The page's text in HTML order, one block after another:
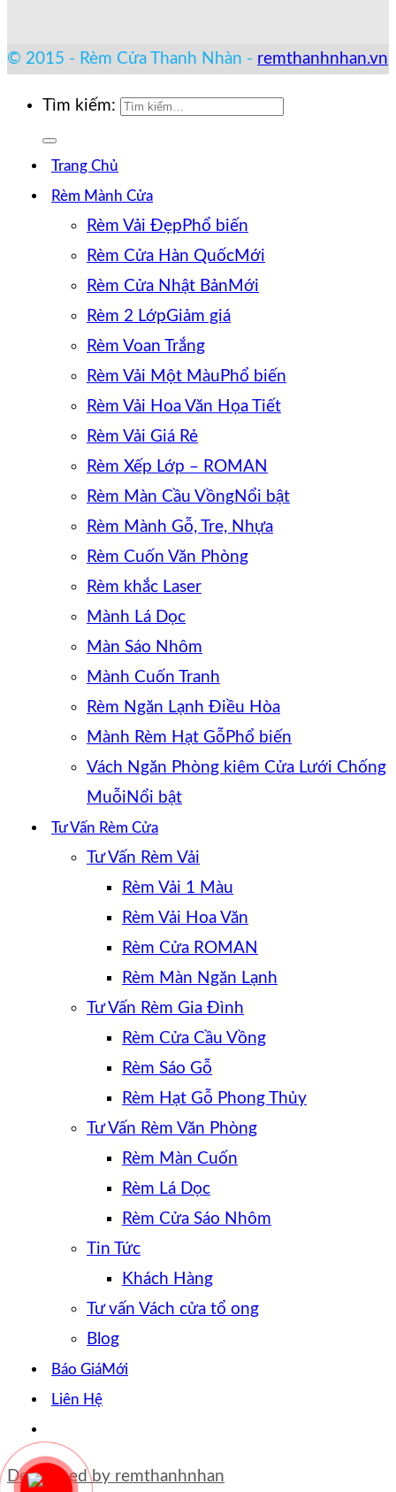
© 2015 - Rèm Cửa Thanh Nhàn - remthanhnhan.vn
Tìm kiếm:
Trang Chủ
Rèm Mành Cửa
Rèm Vải Đẹp
Rèm Cửa Hàn Quốc
Rèm Cửa Nhật Bản
Rèm 2 Lớp
Rèm Voan Trắng
Rèm Vải Một Màu
Rèm Vải Hoa Văn Họa Tiết
Rèm Vải Giá Rẻ
Rèm Xếp Lớp – ROMAN
Rèm Màn Cầu Vồng
Rèm Mành Gỗ, Tre, Nhựa
Rèm Cuốn Văn Phòng
Rèm khắc Laser
Mành Lá Dọc
Màn Sáo Nhôm
Mành Cuốn Tranh
Rèm Ngăn Lạnh Điều Hòa
Mành Rèm Hạt Gỗ
Vách Ngăn Phòng kiêm Cửa Lưới Chống
Muỗi
Tư Vấn Rèm Cửa
Tư Vấn Rèm Vải
Rèm Vải 1 Màu
Rèm Vải Hoa Văn
Rèm Cửa ROMAN
Rèm Màn Ngăn Lạnh
Tư Vấn Rèm Gia Đình
Rèm Cửa Cầu Vồng
Rèm Sáo Gỗ
Rèm Hạt Gỗ Phong Thủy
Tư Vấn Rèm Văn Phòng
Rèm Màn Cuốn
Rèm Lá Dọc
Rèm Cửa Sáo Nhôm
Tin Tức
Khách Hàng
Tư vấn Vách cửa tổ ong
Blog
Báo Giá
Liên Hệ
Developed by remthanhnhan